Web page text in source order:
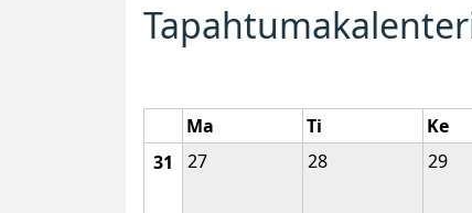
Ma
Ti Ke
31
27 28 29